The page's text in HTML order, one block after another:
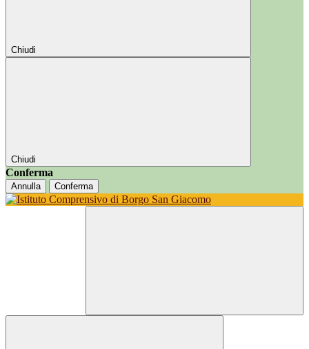
Chiudi
Chiudi
Conferma
Annulla Conferma